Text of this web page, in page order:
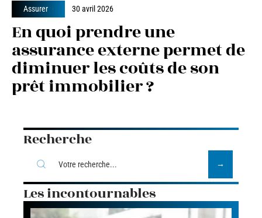
Assurer 30 avril 2026
En quoi prendre une
assurance externe permet de
diminuer les coûts de son
prêt immobilier ?
Recherche
Les incontournables